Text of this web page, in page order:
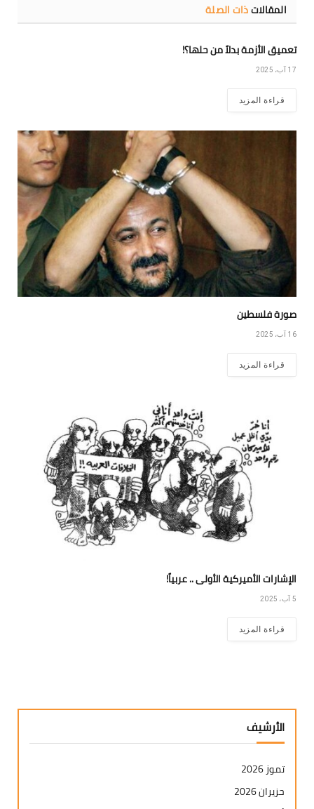
المقالاتذات الصلة
تعميق الأزمة بدلاً من حلها؟!
17 آب، 2025
قراءة المزيد
صورة فلسطين
16 آب، 2025
قراءة المزيد
الإشارات الأميركية الأولى .. عربياً!
5 آب، 2025
قراءة المزيد
الأرشيف
تموز 2026
حزيران 2026